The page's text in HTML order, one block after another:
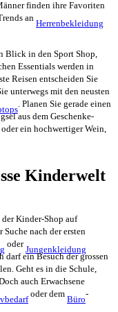
finden ihre Favoriten
an
Herrenbekleidung
Blick in den Sport Shop,
Essentials werden in
Reisen entscheiden Sie
unterwegs mit den neusten
. Planen Sie gerade einen
aus dem Geschenke-
oder ein hochwertiger Wein,
Kinderwelt
der Kinder-Shop auf
nach der ersten
oder
Jungenkleidung
ein Besuch der grossen
Geht es in die Schule,
auch Erwachsene
oder dem
Büro
-